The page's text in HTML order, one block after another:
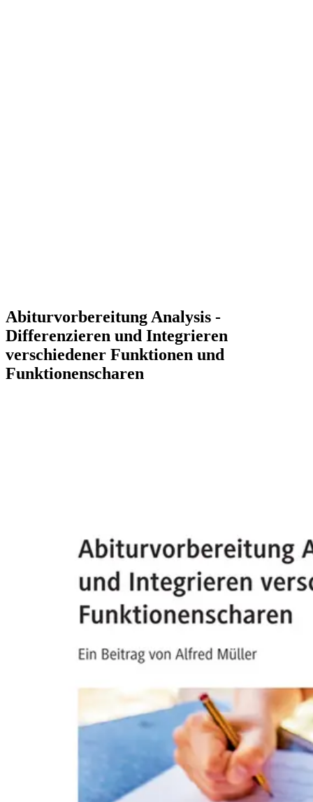
Abiturvorbereitung Analysis -
Differenzieren und Integrieren
verschiedener Funktionen und
Funktionenscharen